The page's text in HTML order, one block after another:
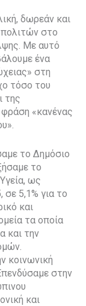
δωρεάν και
στο
Με αυτό
ένα
στη
τόσο του
της
«κανένας
το Δημόσιο
το
ως
5,1% για το
και
τα οποία
και την
κοινωνική
στην
και